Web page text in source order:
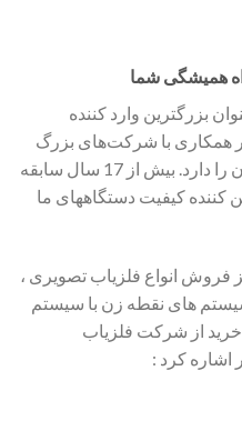
همیشگی شما
بزرگترین وارد کننده
همکاری با شرکت‌های بزرگ
تولید کننده دستگاه گنج یاب در جهان را دارد. بیش از 17 سال سابقه
کیفیت دستگاههای ما
انواع فلزیاب تصویری ،
های نقطه زن با سیستم
خرید از شرکت فلزیاب
اشاره کرد :